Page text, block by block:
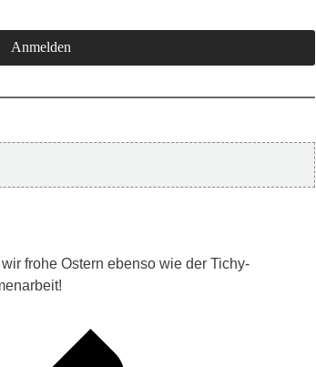
frohe Ostern ebenso wie der Tichy-